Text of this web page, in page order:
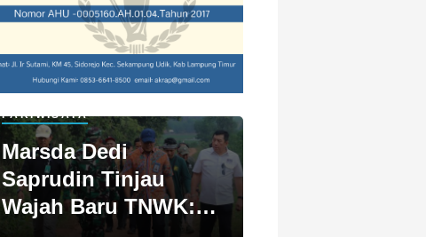
PARIWISATA
Marsda Dedi
Saprudin Tinjau
Wajah Baru TNWK: